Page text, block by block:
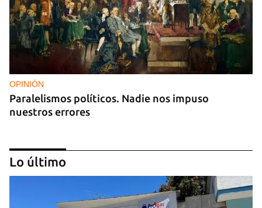
OPINIÓN
Paralelismos políticos. Nadie nos impuso
nuestros errores
Lo último